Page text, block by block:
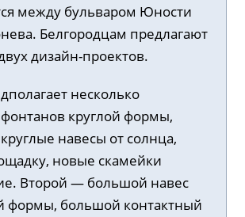
между бульваром Юности
Белгородцам предлагают
дизайн-проектов.
несколько
круглой формы,
навесы от солнца,
новые скамейки
Второй — большой навес
формы, большой контактный